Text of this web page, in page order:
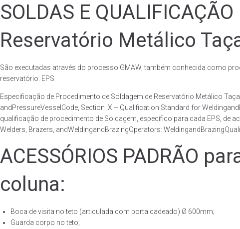
SOLDAS E
Reservatório Metálico
São executadas através do processo GMAW, também conhecida como
reservatório. EPS
Especificação de Procedimento de Soldagem de Reservatório Metálico
andPressureVesselCode, Section IX – Qualification Standard for
qualificação de procedimento de Soldagem, específico para cada EPS, de
Welders, Brazers, andWeldingandBrazingOperators:
ACESSÓRIOS PADRÃO
coluna:
Boca de visita no teto (articulada com porta cadeado) Ø 600mm;
Guarda corpo no teto;